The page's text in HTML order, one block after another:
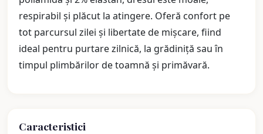
respirabil și plăcut la atingere. Oferă confort pe
tot parcursul zilei și libertate de mișcare, fiind
ideal pentru purtare zilnică, la grădiniță sau în
timpul plimbărilor de toamnă și primăvară.
Caracteristici